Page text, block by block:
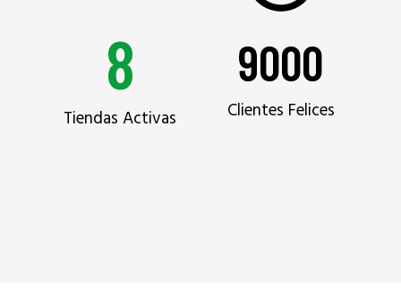
8
Tiendas Activas
9000
Clientes Felices